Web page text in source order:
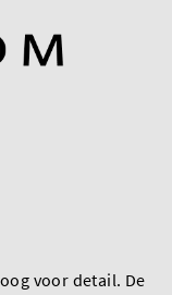
voor detail. De